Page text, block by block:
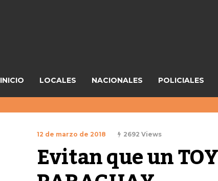
INICIO LOCALES NACIONALES POLICIALES
12 de marzo de 2018 2692 Views
Evitan que un